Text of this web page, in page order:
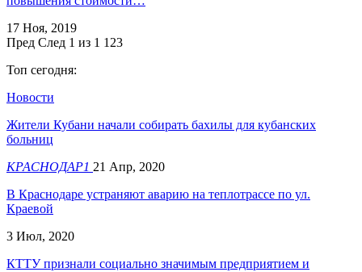
17 Ноя, 2019
Пред След 1 из 1 123
Топ сегодня:
Новости
Жители Кубани начали собирать бахилы для кубанских
больниц
КРАСНОДАР1 21 Апр, 2020
В Краснодаре устраняют аварию на теплотрассе по ул.
Краевой
3 Июл, 2020
КТТУ признали социально значимым предприятием и